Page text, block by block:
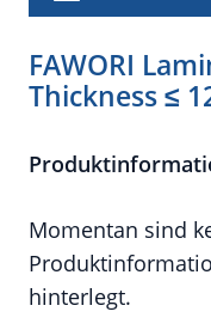
FAWORI
Thickness ≤
Momentan sind
hinterlegt.